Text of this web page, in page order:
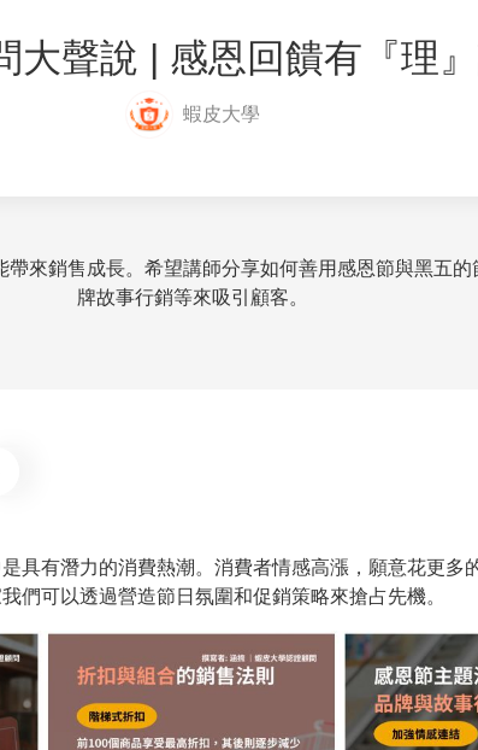
大聲說 | 感恩回饋有『理
蝦皮大學
來銷售成長。希望講師分享如何善用感恩節與黑五
牌故事行銷等來吸引顧客。
具有潛力的消費熱潮。消費者情感高漲，願意花更多
們可以透過營造節日氛圍和促銷策略來搶占先機。